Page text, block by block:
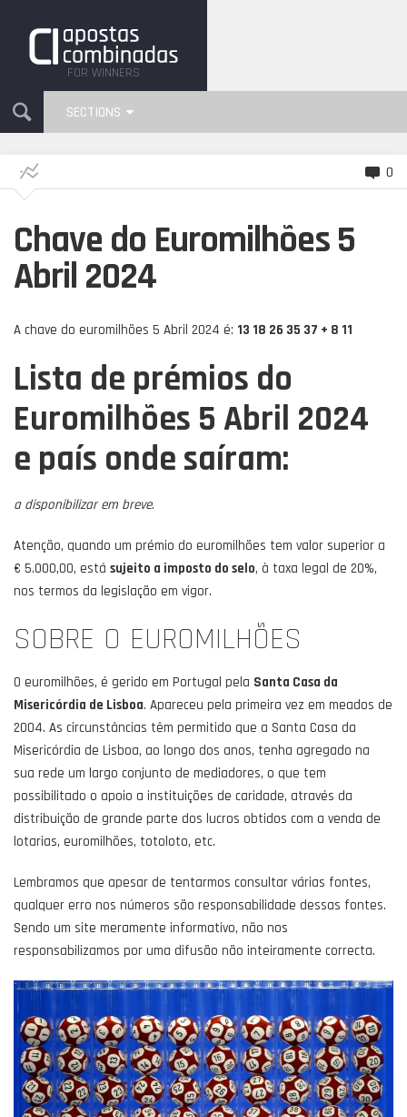
FOR WINNERS
SECTIONS
0
Chave do Euromilhões 5
Abril 2024
A chave do euromilhões 5 Abril 2024 é: 13 18 26 35 37 + 8 11
Lista de prémios do
Euromilhões 5 Abril 2024
e país onde saíram:
a disponibilizar em breve.
Atenção, quando um prémio do euromilhões tem valor superior a
€ 5.000,00, está sujeito a imposto do selo, à taxa legal de 20%,
nos termos da legislação em vigor.
SOBRE O EUROMILHÕES
O euromilhões, é gerido em Portugal pela Santa Casa da
Misericórdia de Lisboa. Apareceu pela primeira vez em meados de
2004. As circunstâncias têm permitido que a Santa Casa da
Misericórdia de Lisboa, ao longo dos anos, tenha agregado na
sua rede um largo conjunto de mediadores, o que tem
possibilitado o apoio a instituições de caridade, através da
distribuição de grande parte dos lucros obtidos com a venda de
lotarias, euromilhões, totoloto, etc.
Lembramos que apesar de tentarmos consultar várias fontes,
qualquer erro nos números são responsabilidade dessas fontes.
Sendo um site meramente informativo, não nos
responsabilizamos por uma difusão não inteiramente correcta.